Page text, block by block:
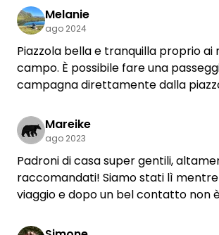
vista del campo. Ci sono molte
passeggiate all'aria aperta. I cani dei
casa sono estremamente ben
assolutamente tranquilli con noi.
Melanie
ago 2024
Piazzola bella e tranquilla proprio ai
campo. È possibile fare una
campagna direttamente dalla
comunicazione.
Mareike
ago 2023
Padroni di casa super gentili,
raccomandati! Siamo stati lì
viaggio e dopo un bel contatto non
meravigliosamente tranquilla, in